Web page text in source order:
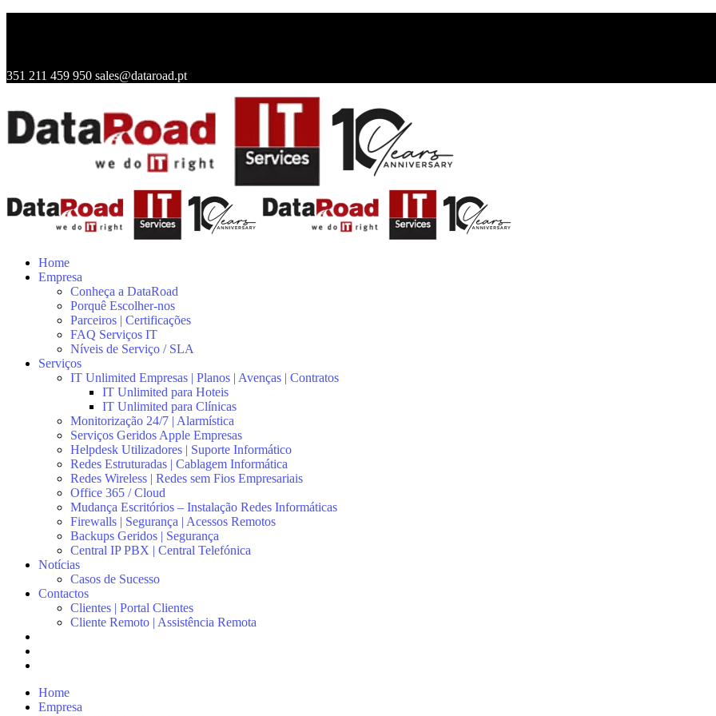
351 211 459 950 sales@dataroad.pt
Home
Empresa
Conheça a DataRoad
Porquê Escolher-nos
Parceiros | Certificações
FAQ Serviços IT
Níveis de Serviço / SLA
Serviços
IT Unlimited Empresas | Planos | Avenças | Contratos
IT Unlimited para Hoteis
IT Unlimited para Clínicas
Monitorização 24/7 | Alarmística
Serviços Geridos Apple Empresas
Helpdesk Utilizadores | Suporte Informático
Redes Estruturadas | Cablagem Informática
Redes Wireless | Redes sem Fios Empresariais
Office 365 / Cloud
Mudança Escritórios – Instalação Redes Informáticas
Firewalls | Segurança | Acessos Remotos
Backups Geridos | Segurança
Central IP PBX | Central Telefónica
Notícias
Casos de Sucesso
Contactos
Clientes | Portal Clientes
Cliente Remoto | Assistência Remota
Home
Empresa